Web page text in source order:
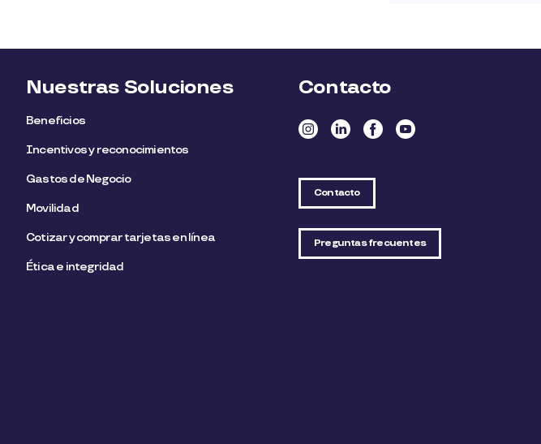
Nuestras Soluciones
Beneficios
Incentivos y reconocimientos
Gastos de Negocio
Movilidad
Cotizar y comprar tarjetas en línea
Ética e integridad
Contacto
Contacto
Preguntas frecuentes